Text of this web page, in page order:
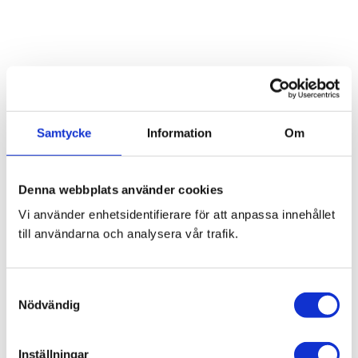
Samtycke Information Om
Denna webbplats använder cookies
Vi använder enhetsidentifierare för att anpassa innehållet
till användarna och analysera vår trafik.
Nödvändig
Inställningar
Bli den första att lämna ett omdöme.
Blogg